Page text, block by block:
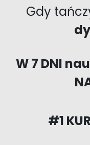
Gdy
W7 DNI
#1